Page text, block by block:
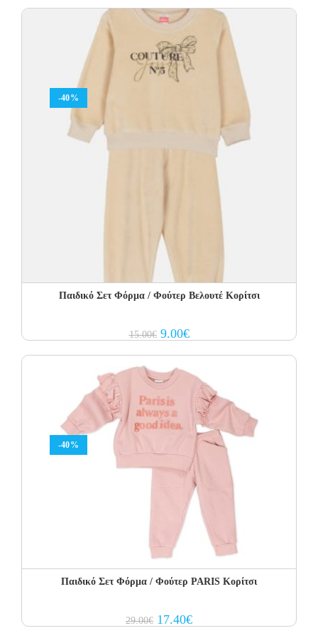
23.00€.
13.80€.
-40%
Παιδικό Σετ Φόρμα / Φούτερ Βελουτέ Κορίτσι
15.00€ Original
price
9.00€Current
price
-40%
Παιδικό Σετ Φόρμα / Φούτερ PARIS Κορίτσι
29.00€ Original
price
17.40€Current
price